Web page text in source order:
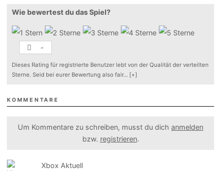
Wie bewertest du das Spiel?
-
Dieses Rating für registrierte Benutzer lebt von der Qualität der verteilten
Sterne. Seid bei eurer Bewertung also fair... [+]
KOMMENTARE
Um Kommentare zu schreiben, musst du dich anmelden
bzw. registrieren.
Xbox Aktuell